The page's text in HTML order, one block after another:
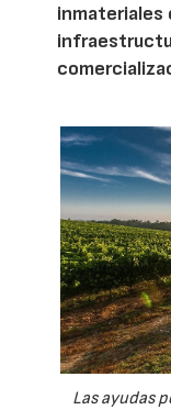
inmateriales
Las ayudas